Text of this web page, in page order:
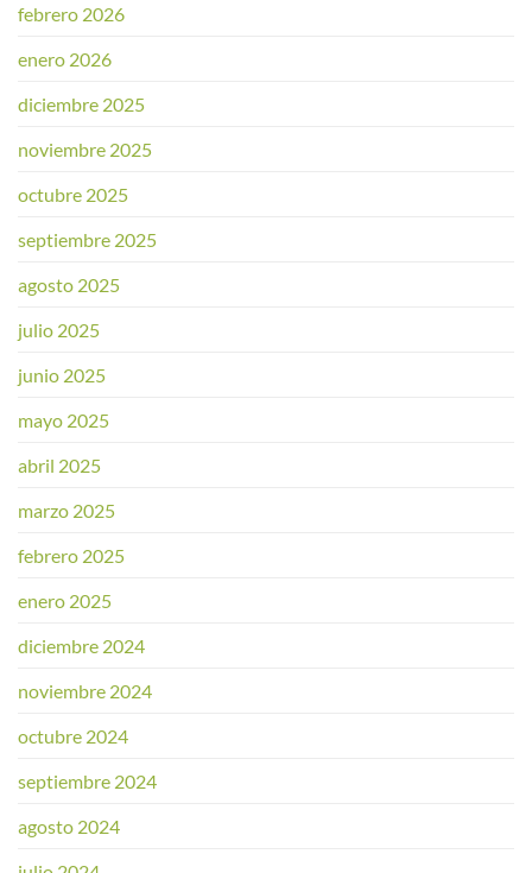
febrero 2026
enero 2026
diciembre 2025
noviembre 2025
octubre 2025
septiembre 2025
agosto 2025
julio 2025
junio 2025
mayo 2025
abril 2025
marzo 2025
febrero 2025
enero 2025
diciembre 2024
noviembre 2024
octubre 2024
septiembre 2024
agosto 2024